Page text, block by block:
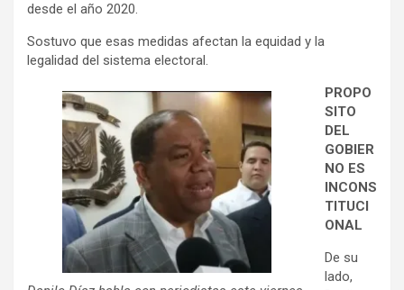
desde el año 2020.
Sostuvo que esas medidas afectan la equidad y la
legalidad del sistema electoral.
PROPO
SITO
DEL
GOBIER
NO ES
INCONS
TITUCI
ONAL
De su
lado,